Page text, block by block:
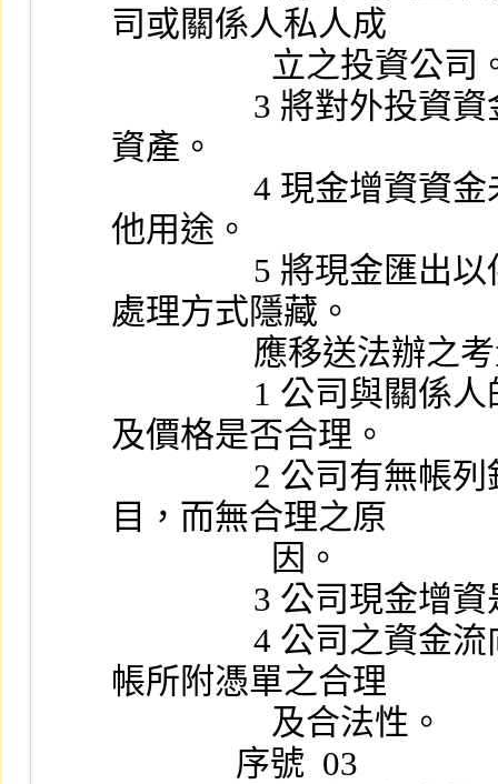
司或關係人私人成
立之投資公
資產。
他用途。
處理方式隱藏。
應移送法辦
及價格是否合理。
目，而無合理之原
                  因。
3 公
帳所附憑單之合理
                  及合法性。
              序號  03